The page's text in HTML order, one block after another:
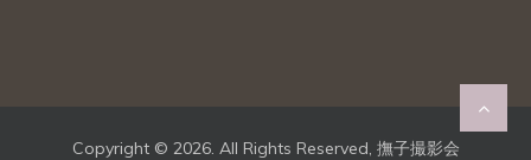
Copyright © 2026. All Rights Reserved, 撫子撮影会